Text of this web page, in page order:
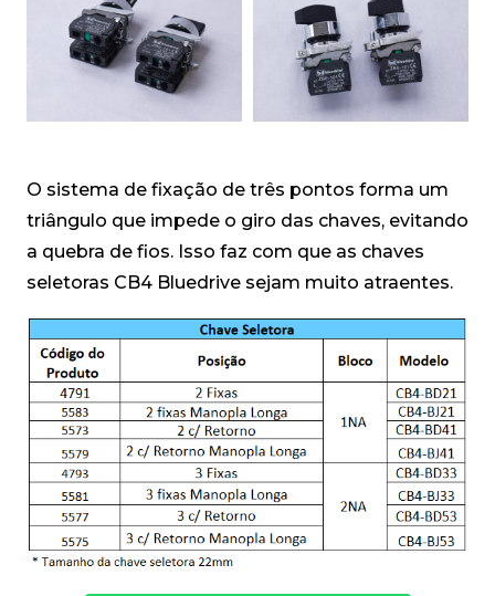
O sistema de fixação de três pontos forma um
triângulo que impede o giro das chaves, evitando
a quebra de fios. Isso faz com que as chaves
seletoras CB4 Bluedrive sejam muito atraentes.